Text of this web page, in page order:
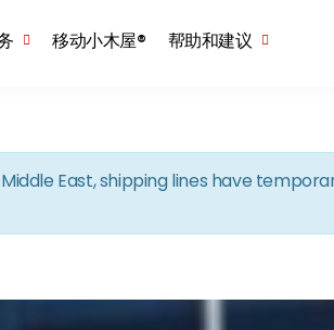
移动小木屋® 帮助和建议
East, shipping lines have